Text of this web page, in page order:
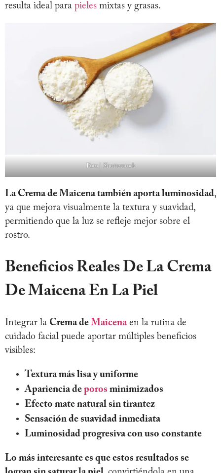
resulta ideal para pieles mixtas y grasas.
Foto | Shutterstock
La Crema de Maicena también aporta luminosidad,
ya que mejora visualmente la textura y suavidad,
permitiendo que la luz se refleje mejor sobre el
rostro.
Beneficios Reales De La Crema
De Maicena En La Piel
Integrar la Crema de Maicenaen la rutina de
cuidado facial puede aportar múltiples beneficios
visibles:
Textura más lisa y uniforme
Apariencia de poros minimizados
Efecto mate natural sin tirantez
Sensación de suavidad inmediata
Luminosidad progresiva con uso constante
Lo más interesante es que estos resultados se